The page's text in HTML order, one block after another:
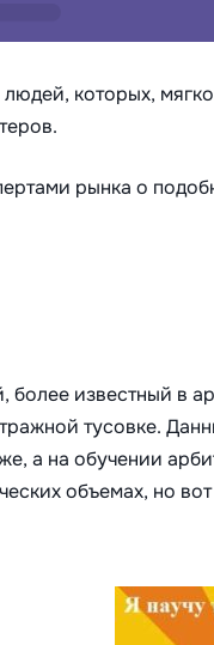
которых,
рынка о
известный в
тусовке.
а на обучении
объемах, но